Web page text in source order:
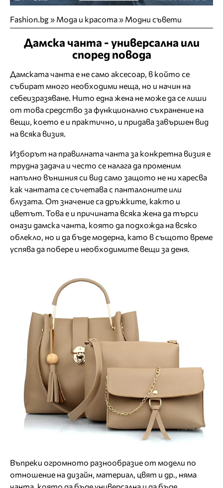
Fashion.bg» Мода и красота» Модни съвети
Дамска чанта - универсална или
според повода
Дамската чанта е не само аксесоар, в който се
събират много необходими неща, но и начин на
себеизразяване. Нито една жена не може да се лиши
от това средство за функционално съхранение на
вещи, което е и практично, и придава завършен вид
на всяка визия.
Изборът на правилната чанта за конкретна визия е
трудна задача и често се налага да променим
напълно външния си вид само защото не ни харесва
как чантата се съчетава с панталоните или
блузата. От значение са дръжките, както и
цветът. Това е и причината всяка жена да търси
онази дамска чанта, която да подхожда на всяко
облекло, но и да бъде модерна, като в същото време
успява да побере и необходимите вещи за деня.
Въпреки огромното разнообразие от модели по
отношение на дизайн, материал, цвят и др., няма